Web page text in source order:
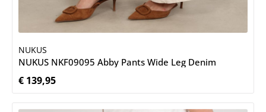
NUKUS
NUKUS NKF09095 Abby Pants Wide Leg Denim
Normale prijs:
€ 139,95